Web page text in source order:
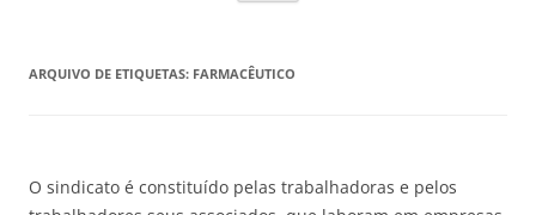
ARQUIVO DE ETIQUETAS: FARMACÊUTICO
O sindicato é constituído pelas trabalhadoras e pelos